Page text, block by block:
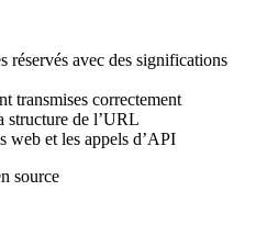
réservés avec des significations
transmises correctement
structure de l’URL
web et les appels d’API
source